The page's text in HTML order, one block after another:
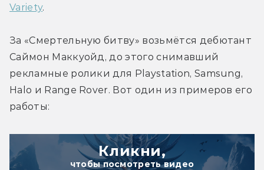
Variety.
За «Смертельную битву» возьмётся дебютант
Саймон Маккуойд, до этого снимавший
рекламные ролики для Playstation, Samsung,
Halo и Range Rover. Вот один из примеров его
работы:
Кликни,
чтобы посмотреть видео